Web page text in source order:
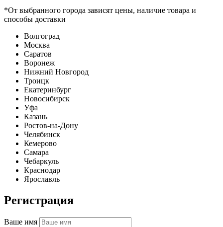
*От выбранного города зависят цены, наличие товара и
способы доставки
Волгоград
Москва
Саратов
Воронеж
Нижний Новгород
Троицк
Екатеринбург
Новосибирск
Уфа
Казань
Ростов-на-Дону
Челябинск
Кемерово
Самара
Чебаркуль
Краснодар
Ярославль
Регистрация
Ваше имя